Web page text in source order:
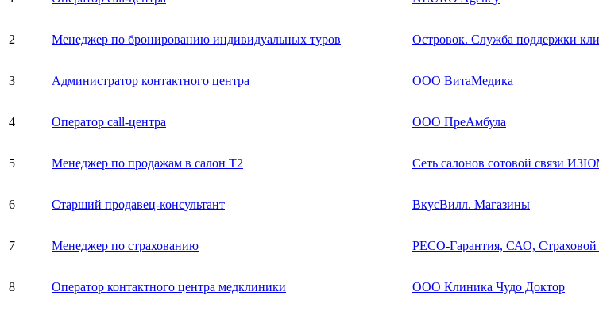
2 Менеджер по бронированию индивидуальных туров Островок. Служба поддержки
3 Администратор контактного центра ООО ВитаМедика
4 Оператор call-центра ООО ПреАмбула
5 Менеджер по продажам в салон T2 Сеть салонов сотовой связи
6 Старший продавец-консультант ВкусВилл. Магазины
7 Менеджер по страхованию РЕСО-Гарантия, САО, Страховой
8 Оператор контактного центра медклиники ООО Клиника Чудо Доктор